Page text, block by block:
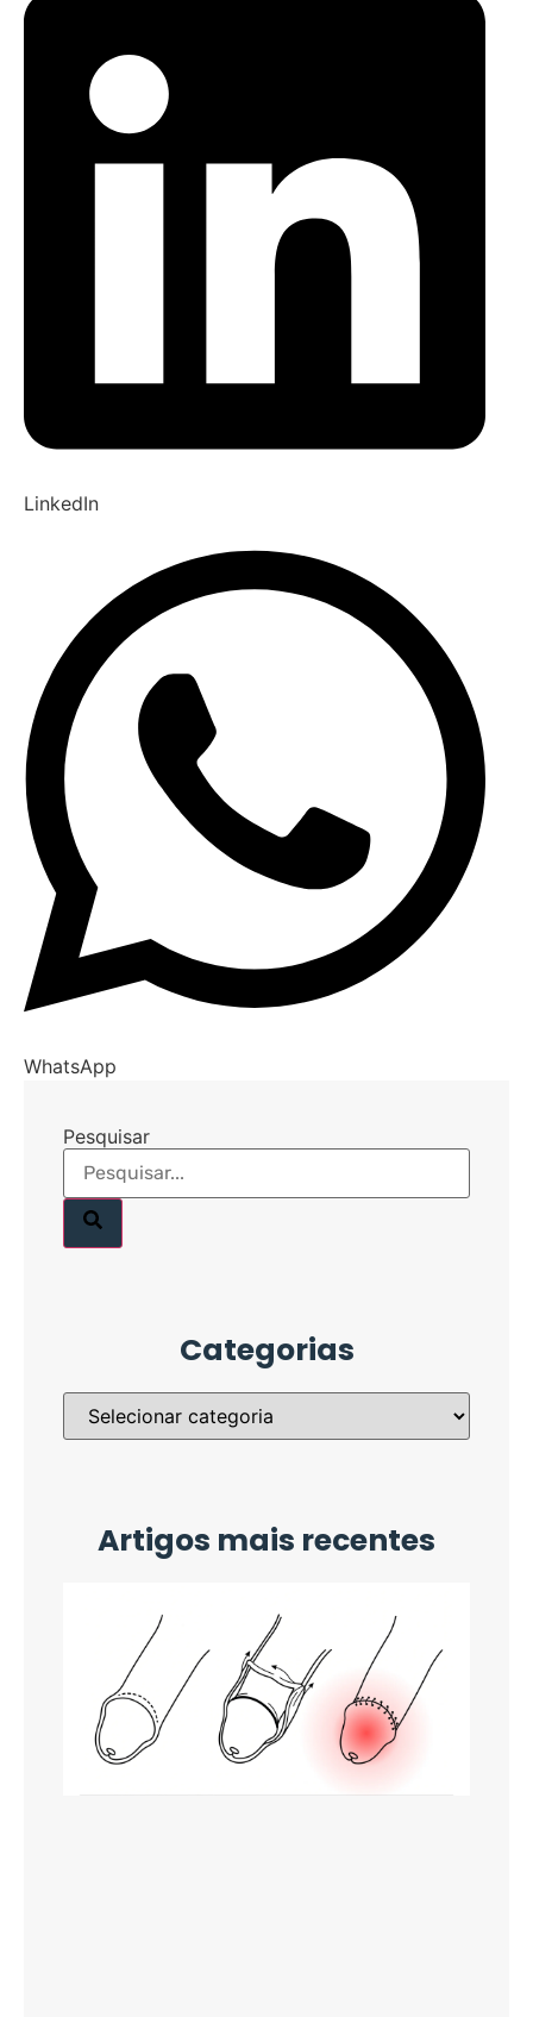
LinkedIn
WhatsApp
Pesquisar
Categorias
Artigos mais recentes